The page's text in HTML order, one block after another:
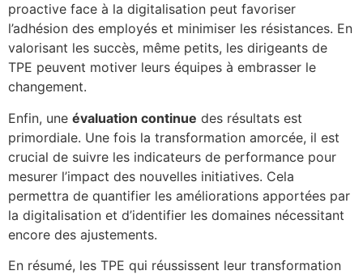
proactive face à la digitalisation peut favoriser
l’adhésion des employés et minimiser les résistances. En
valorisant les succès, même petits, les dirigeants de
TPE peuvent motiver leurs équipes à embrasser le
changement.
Enfin, une évaluation continue des résultats est
primordiale. Une fois la transformation amorcée, il est
crucial de suivre les indicateurs de performance pour
mesurer l’impact des nouvelles initiatives. Cela
permettra de quantifier les améliorations apportées par
la digitalisation et d’identifier les domaines nécessitant
encore des ajustements.
En résumé, les TPE qui réussissent leur transformation